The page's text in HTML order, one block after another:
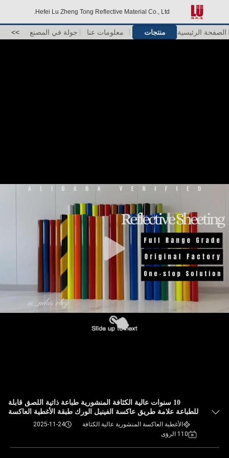
Hefei Lu Zheng Tong Reflective Material Co., Ltd.
الصفحة الرئيسية منتجات معلومات عنا جولة في المصنع >>
10 سنوات عالية الكثافة المنشورية طباعة ذاتية اللصق قابلة
للطباعة علامة طريق عاكسة الفينيل الورك طبقة الأغطية العاكسة
الأغطية العاكسة المنشورية عالية الكثافة
2025-11-24
110 الرؤى